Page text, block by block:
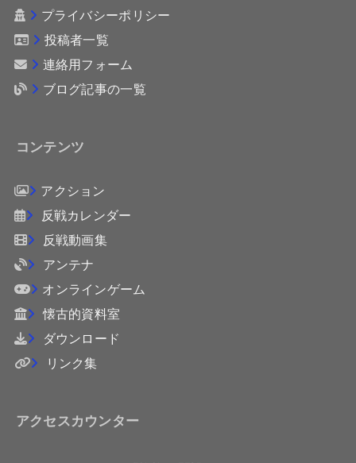
プライバシーポリシー
投稿者一覧
連絡用フォーム
ブログ記事の一覧
コンテンツ
アクション
反戦カレンダー
反戦動画集
アンテナ
オンラインゲーム
懐古的資料室
ダウンロード
リンク集
アクセスカウンター